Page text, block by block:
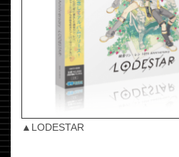
▲LODESTAR